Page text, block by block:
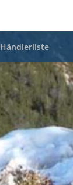
Händlerliste